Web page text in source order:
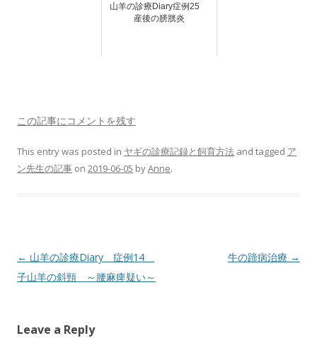
山羊の診療Diary症例25
産後の膀胱炎
この記事にコメントを残す
This entry was posted in ヤギの診療記録と飼育方法 and tagged ア
ン先生の記事 on 2019-06-05 byAnne.
Post
navigation
← 山羊の診療Diary 症例14
子山羊の斜頸 ～腰麻痺疑い～
牛の蹄病治療 →
Leave a Reply